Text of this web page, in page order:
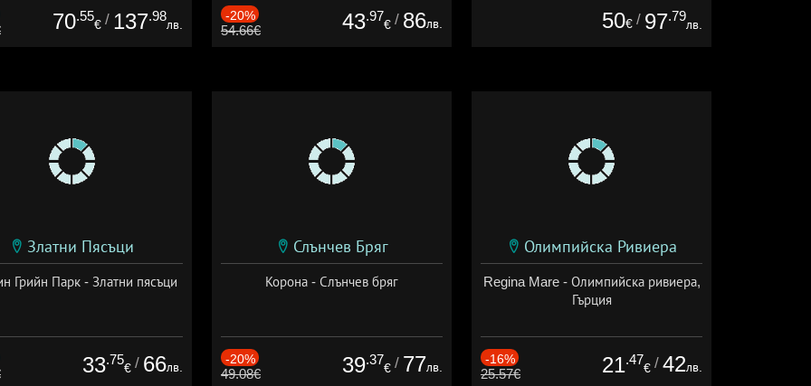
70.55
€ / 137.98
лв.
-20%
54.66€ 43.97
€ / 86лв. 50€ / 97.79
лв.
Златни Пясъци
Грийн Парк - Златни пясъци
33.75
€ / 66лв.
Слънчев Бряг
Корона - Слънчев бряг
-20%
49.08€ 39.37
€ / 77лв.
Олимпийска Ривиера
Regina Mare - Олимпийска ривиера,
Гърция
-16%
25.57€ 21.47
€ / 42лв.